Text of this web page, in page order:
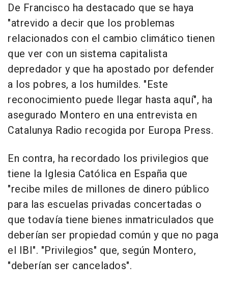
De Francisco ha destacado que se haya
"atrevido a decir que los problemas
relacionados con el cambio climático tienen
que ver con un sistema capitalista
depredador y que ha apostado por defender
a los pobres, a los humildes. "Este
reconocimiento puede llegar hasta aquí", ha
asegurado Montero en una entrevista en
Catalunya Radio recogida por Europa Press.
En contra, ha recordado los privilegios que
tiene la Iglesia Católica en España que
"recibe miles de millones de dinero público
para las escuelas privadas concertadas o
que todavía tiene bienes inmatriculados que
deberían ser propiedad común y que no paga
el IBI". "Privilegios" que, según Montero,
"deberían ser cancelados".